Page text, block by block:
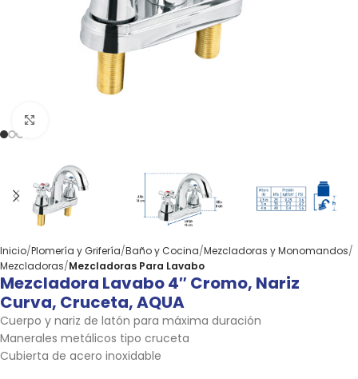
Inicio Plomería y Grifería Baño y Cocina Mezcladoras y Monomandos
Mezcladoras Mezcladoras Para Lavabo
Mezcladora Lavabo 4″ Cromo, Nariz
Curva, Cruceta, AQUA
Cuerpo y nariz de latón para máxima duración
Manerales metálicos tipo cruceta
Cubierta de acero inoxidable